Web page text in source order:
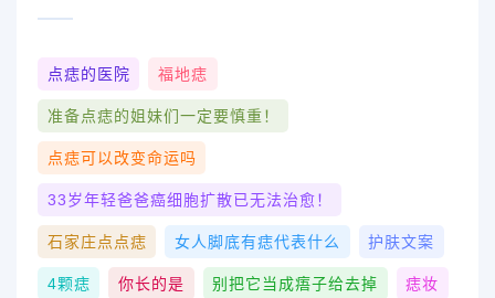
点痣的医院 福地痣
准备点痣的姐妹们一定要慎重！
点痣可以改变命运吗
33岁年轻爸爸癌细胞扩散已无法治愈！
石家庄点点痣 女人脚底有痣代表什么 护肤文案
4颗痣 你长的是 别把它当成痦子给去掉 痣妆